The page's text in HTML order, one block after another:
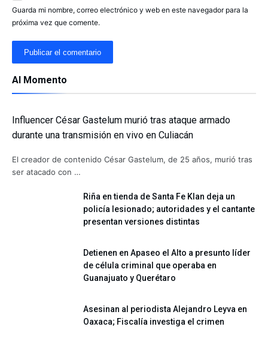
Guarda mi nombre, correo electrónico y web en este navegador para la
próxima vez que comente.
Al Momento
Influencer César Gastelum murió tras ataque armado
durante una transmisión en vivo en Culiacán
El creador de contenido César Gastelum, de 25 años, murió tras
ser atacado con …
Riña en tienda de Santa Fe Klan deja un
policía lesionado; autoridades y el cantante
presentan versiones distintas
Detienen en Apaseo el Alto a presunto líder
de célula criminal que operaba en
Guanajuato y Querétaro
Asesinan al periodista Alejandro Leyva en
Oaxaca; Fiscalía investiga el crimen